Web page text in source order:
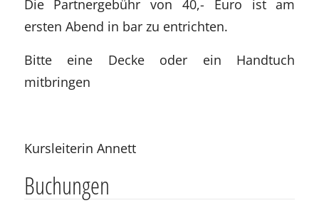
Die Partnergebühr von 40,- Euro ist am
ersten Abend in bar zu entrichten.
Bitte eine Decke oder ein Handtuch
mitbringen
Kursleiterin Annett
Buchungen